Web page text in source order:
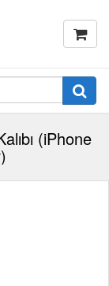
(iPhone